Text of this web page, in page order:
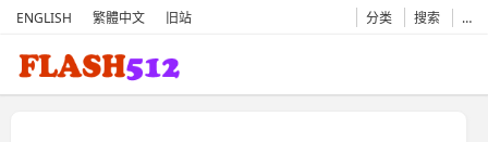
ENGLISH 繁體中文 旧站 分类 搜索 …